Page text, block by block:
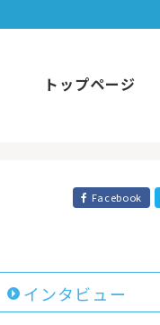
トップページ
Facebook
インタビュー